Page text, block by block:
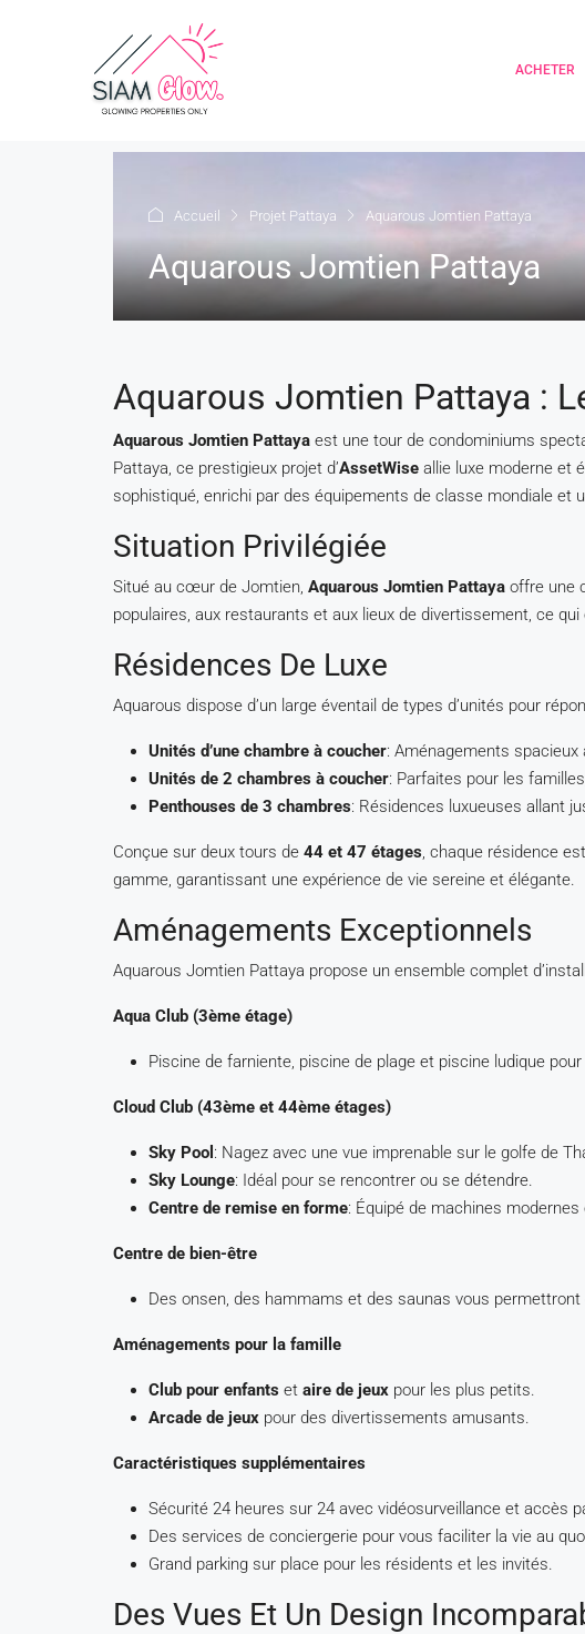
ACHETER
Accueil Projet Pattaya Aquarous Jomtien Pattaya
Aquarous Jomtien Pattaya
Aquarous Jomtien Pattaya :
Aquarous Jomtien Pattaya est une tour de condominiums
Pattaya, ce prestigieux projet d’AssetWise allie luxe moderne et
sophistiqué, enrichi par des équipements de classe mondiale et
Situation Privilégiée
Situé au cœur de Jomtien, Aquarous Jomtien Pattaya offre une
populaires, aux restaurants et aux lieux de divertissement, ce
Résidences De Luxe
Aquarous dispose d’un large éventail de types d’unités pour
Unités d’une chambre à coucher: Aménagements spacieux
Unités de 2 chambres à coucher: Parfaites pour les
Penthouses de 3 chambres: Résidences luxueuses allant
Conçue sur deux tours de 44 et 47 étages, chaque résidence
gamme, garantissant une expérience de vie sereine et élégante.
Aménagements Exceptionnels
Aquarous Jomtien Pattaya propose un ensemble complet
Aqua Club (3ème étage)
Piscine de farniente, piscine de plage et piscine ludique
Cloud Club (43ème et 44ème étages)
Sky Pool : Nagez avec une vue imprenable sur le golfe de
Sky Lounge: Idéal pour se rencontrer ou se détendre.
Centre de remise en forme: Équipé de machines
Centre de bien-être
Des onsen, des hammams et des saunas vous
Aménagements pour la famille
Club pour enfants et aire de jeux pour les plus petits.
Arcade de jeux pour des divertissements amusants.
Caractéristiques supplémentaires
Sécurité 24 heures sur 24 avec vidéosurveillance et accès
Des services de conciergerie pour vous faciliter la vie au
Grand parking sur place pour les résidents et les invités.
Des Vues Et Un Design